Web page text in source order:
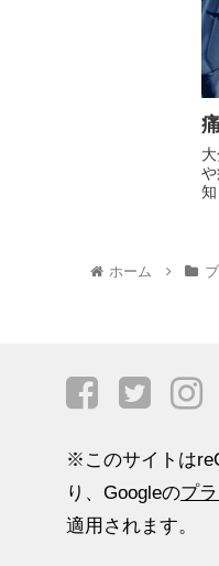
知
ホーム
※このサイトは
り、Googleのプ
適用されます。